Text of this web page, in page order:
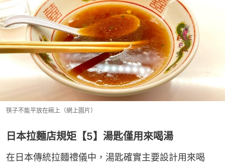
筷子不能平放在碗上（網上圖片）
日本拉麵店規矩【5】湯匙僅用來喝湯
在日本傳統拉麵禮儀中，湯匙確實主要設計用來喝